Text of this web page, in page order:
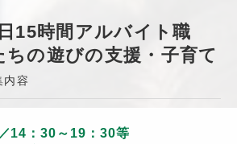
15時間アルバイト職
ちの遊びの支援・子育て
内容
14：30～19：30等